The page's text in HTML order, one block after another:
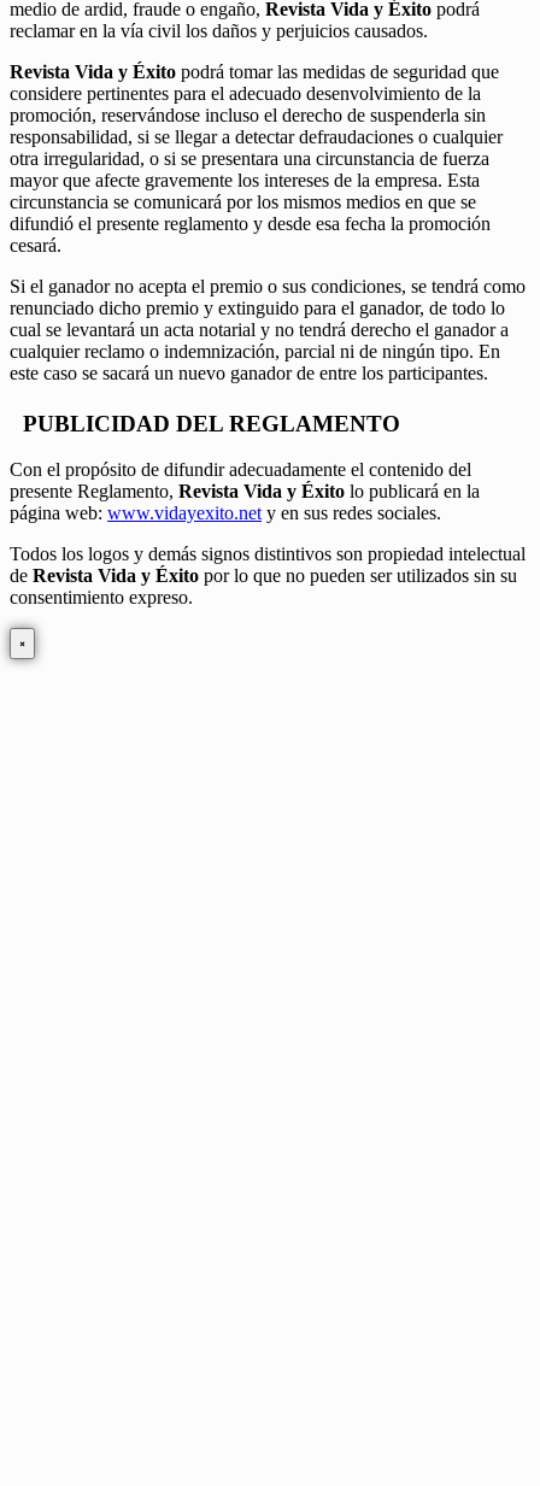
medio de ardid, fraude o engaño, Revista Vida y Éxito podrá
reclamar en la vía civil los daños y perjuicios causados.
Revista Vida y Éxito podrá tomar las medidas de seguridad que
considere pertinentes para el adecuado desenvolvimiento de la
promoción, reservándose incluso el derecho de suspenderla sin
responsabilidad, si se llegar a detectar defraudaciones o cualquier
otra irregularidad, o si se presentara una circunstancia de fuerza
mayor que afecte gravemente los intereses de la empresa. Esta
circunstancia se comunicará por los mismos medios en que se
difundió el presente reglamento y desde esa fecha la promoción
cesará.
Si el ganador no acepta el premio o sus condiciones, se tendrá como
renunciado dicho premio y extinguido para el ganador, de todo lo
cual se levantará un acta notarial y no tendrá derecho el ganador a
cualquier reclamo o indemnización, parcial ni de ningún tipo. En
este caso se sacará un nuevo ganador de entre los participantes.
PUBLICIDAD DEL REGLAMENTO
Con el propósito de difundir adecuadamente el contenido del
presente Reglamento, Revista Vida y Éxito lo publicará en la
página web: www.vidayexito.net y en sus redes sociales.
Todos los logos y demás signos distintivos son propiedad intelectual
de Revista Vida y Éxito por lo que no pueden ser utilizados sin su
consentimiento expreso.
×